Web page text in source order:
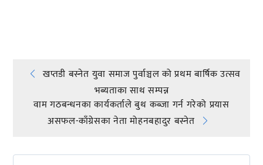
Post
navigation
खप्तडी बस्नेत युवा समाज पुर्वाञ्चल को प्रथम बार्षिक उत्सव
भब्यताका साथ सम्पन्न
वाम गठबन्धनका कार्यकर्ताले बुथ कब्जा गर्न गरेको प्रयास
असफल-काँग्रेसका नेता मोहनबहादुर बस्नेत